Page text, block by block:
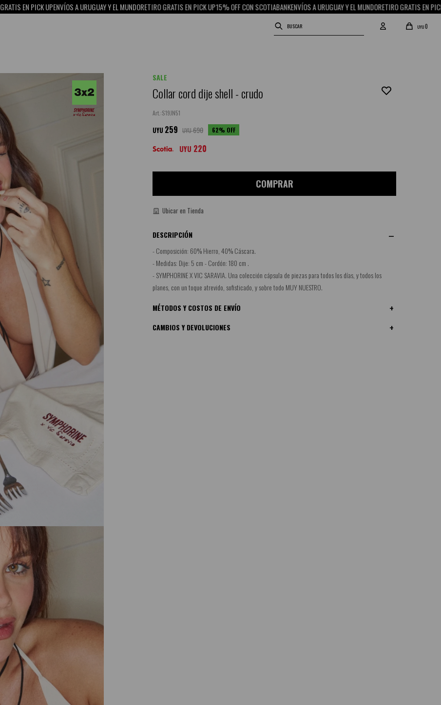
ENVÍOS A URUGUAY Y EL MUNDORETIRO GRATIS EN PICK UP15% OFF CON SCOTIABANKENVÍOS A URUGUAY Y EL MUNDORETIRO GRATIS EN PICK UP15% OFF CON
UYU0
SALE
Collar cord dije shell - crudo
S19JN51
UYU 259 UYU690 62
UYU 220
COMPRAR
Ubicar en Tienda
DESCRIPCIÓN
- Composición: 60% Hierro, 40% Cáscara.
- Medidas: Dije: 5 cm - Cordón: 180 cm .
- SYMPHORINE X VIC SARAVIA. Una colección cápsula de piezas para todos los días, y todos los
planes, con un toque atrevido, sofisticado, y sobre todo MUY NUESTRO.
MÉTODOS Y COSTOS DE ENVÍO
CAMBIOS Y DEVOLUCIONES